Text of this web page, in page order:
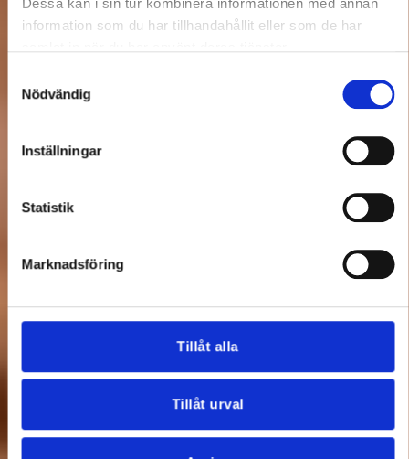
Dessa kan i sin tur kombinera informationen med annan
information som du har tillhandahållit eller som de har
Nödvändig
Inställningar
Statistik
Marknadsföring
Tillåt alla
Tillåt urval